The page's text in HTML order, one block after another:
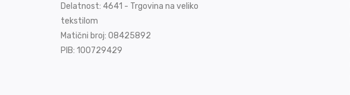
Delatnost: 4641 - Trgovina na veliko
tekstilom
Matični broj: 08425892
PIB: 100729429